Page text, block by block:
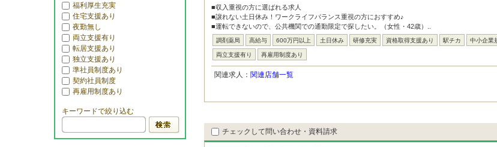
福利厚生充実
住宅支援あり
夜勤無し
両立支援有り
転居支援あり
独立支援あり
準社員制度あり
契約社員制度
再雇用制度あり
キーワードで絞り込む
■収入重視の方に選ばれる求人
■譲れない土日休み！ワークライフバランス重視の方におすすめ♪
■運転できないので、公共機関での通勤限定で探したい。（女性・42歳）..
調剤薬局 高給与 600万円以上 土日休み 研修充実 資格取得支援あり 駅チカ 中小企業
両立支援有り 再雇用制度あり
関連求人： 関連店舗一覧
チェックして問い合わせ・資料請求